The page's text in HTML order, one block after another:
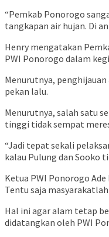
“Pemkab Ponorogo
tangkapan air hujan. Di
Henry mengatakan
PWI Ponorogo dalam
Menurutnya,
pekan lalu.
Menurutnya, salah satu
tinggi tidak sempat
“Jadi tepat sekali
kalau Pulung dan Sooko
Ketua PWI Ponorogo
Tentu saja
Hal ini agar alam tetap
didatangkan oleh PWI